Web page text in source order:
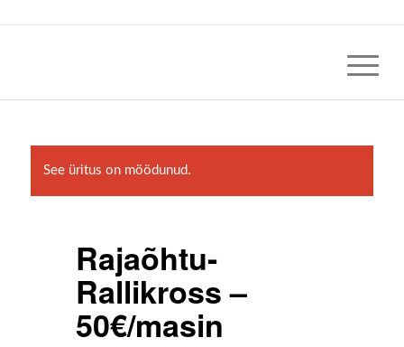
See üritus on möödunud.
Rajaõhtu-
Rallikross –
50€/masin